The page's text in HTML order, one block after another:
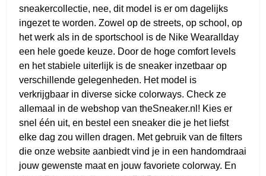
sneakercollectie, nee, dit model is er om dagelijks
ingezet te worden. Zowel op de streets, op school, op
het werk als in de sportschool is de Nike Wearallday
een hele goede keuze. Door de hoge comfort levels
en het stabiele uiterlijk is de sneaker inzetbaar op
verschillende gelegenheden. Het model is
verkrijgbaar in diverse sicke colorways. Check ze
allemaal in de webshop van theSneaker.nl! Kies er
snel één uit, en bestel een sneaker die je het liefst
elke dag zou willen dragen. Met gebruik van de filters
die onze website aanbiedt vind je in een handomdraai
jouw gewenste maat en jouw favoriete colorway. En